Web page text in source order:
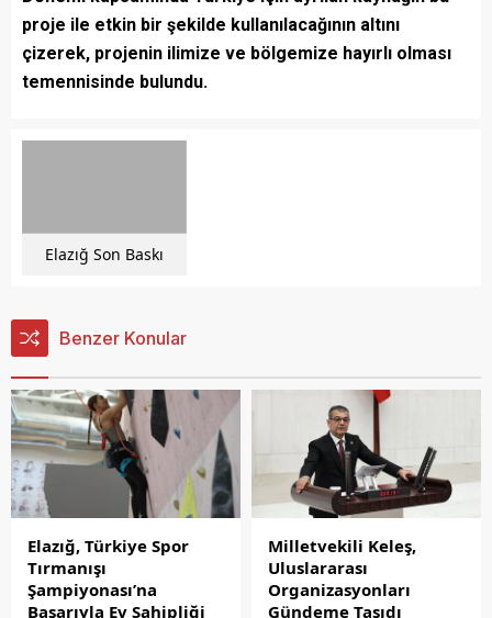
proje ile etkin bir şekilde kullanılacağının altını
çizerek, projenin ilimize ve bölgemize hayırlı olması
temennisinde bulundu.
Elazığ Son Baskı
Benzer Konular
Elazığ, Türkiye Spor
Tırmanışı
Şampiyonası’na
Başarıyla Ev Sahipliği
Milletvekili Keleş,
Uluslararası
Organizasyonları
Gündeme Taşıdı